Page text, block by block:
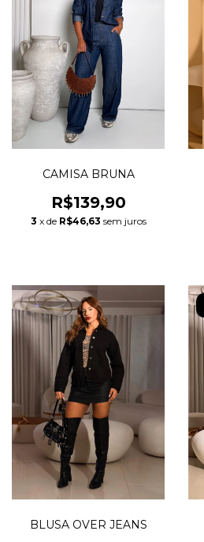
CAMISA BRUNA
R$139,90
3 x de R$46,63 sem juros
BLUSA OVER JEANS